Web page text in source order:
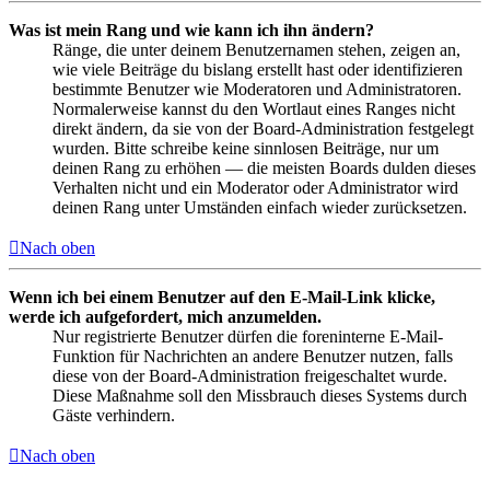
Was ist mein Rang und wie kann ich ihn ändern?
Ränge, die unter deinem Benutzernamen stehen, zeigen an,
wie viele Beiträge du bislang erstellt hast oder identifizieren
bestimmte Benutzer wie Moderatoren und Administratoren.
Normalerweise kannst du den Wortlaut eines Ranges nicht
direkt ändern, da sie von der Board-Administration festgelegt
wurden. Bitte schreibe keine sinnlosen Beiträge, nur um
deinen Rang zu erhöhen — die meisten Boards dulden dieses
Verhalten nicht und ein Moderator oder Administrator wird
deinen Rang unter Umständen einfach wieder zurücksetzen.
Nach oben
Wenn ich bei einem Benutzer auf den E-Mail-Link klicke,
werde ich aufgefordert, mich anzumelden.
Nur registrierte Benutzer dürfen die foreninterne E-Mail-
Funktion für Nachrichten an andere Benutzer nutzen, falls
diese von der Board-Administration freigeschaltet wurde.
Diese Maßnahme soll den Missbrauch dieses Systems durch
Gäste verhindern.
Nach oben